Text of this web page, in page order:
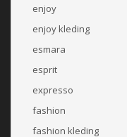
enjoy
enjoy kleding
esmara
esprit
expresso
fashion
fashion kleding